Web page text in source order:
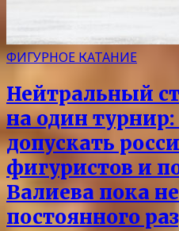
ФИГУРНОЕ КАТАНИЕ
Нейтральный
на один турнир:
допускать
фигуристов и
Валиева пока
постоянного